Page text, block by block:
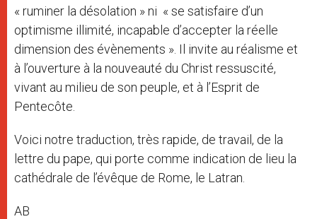
« ruminer la désolation » ni « se satisfaire d’un
optimisme illimité, incapable d’accepter la réelle
dimension des évènements ». Il invite au réalisme et
à l’ouverture à la nouveauté du Christ ressuscité,
vivant au milieu de son peuple, et à l’Esprit de
Pentecôte.
Voici notre traduction, très rapide, de travail, de la
lettre du pape, qui porte comme indication de lieu la
cathédrale de l’évêque de Rome, le Latran.
AB